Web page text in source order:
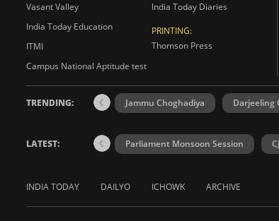
Vasant Valley
India Today Education
ITMI
Campus National Aptitude test
India Today Diaries
PRINTING:
Thomson Press
TRENDING: Jammu Choghadiya Darjeeling
LATEST: Parliament Monsoon Session
INDIA TODAY DAILYO ICHOWK ARCHIVE